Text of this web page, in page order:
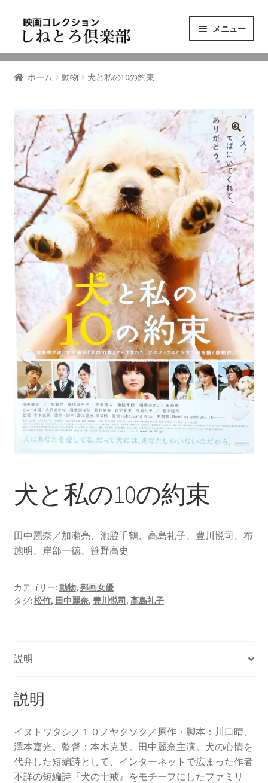
ゲ
シ
ス
キ
ッ
プ
テ
ツ
ッ
プ
メニュー
ニュース
東三河の映画館
しねとろ倶楽部について
リンクの旅
ホーム 動物 犬と私の10の約束
犬と私の10の約束
田中麗奈／加瀬亮、池脇千鶴、高島礼子、豊川悦司、布
施明、岸部一徳、笹野高史
カテゴリー: 動物, 邦画女優
タグ: 松竹, 田中麗奈, 豊川悦司, 高島礼子
説明
説明
イヌトワタシノ１０ノヤクソク／原作・脚本：川口晴、
澤本嘉光。監督：本木克英。田中麗奈主演。犬の心情を
代弁した短編詩として、インターネットで広まった作者
不詳の短編詩『犬の十戒』をモチーフにしたファミリ